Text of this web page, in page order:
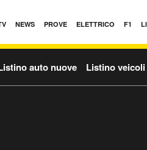
NEWS PROVE ELETTRICO F1
auto nuove Listino